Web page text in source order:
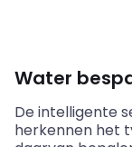
Water
De intelligente
herkennen het